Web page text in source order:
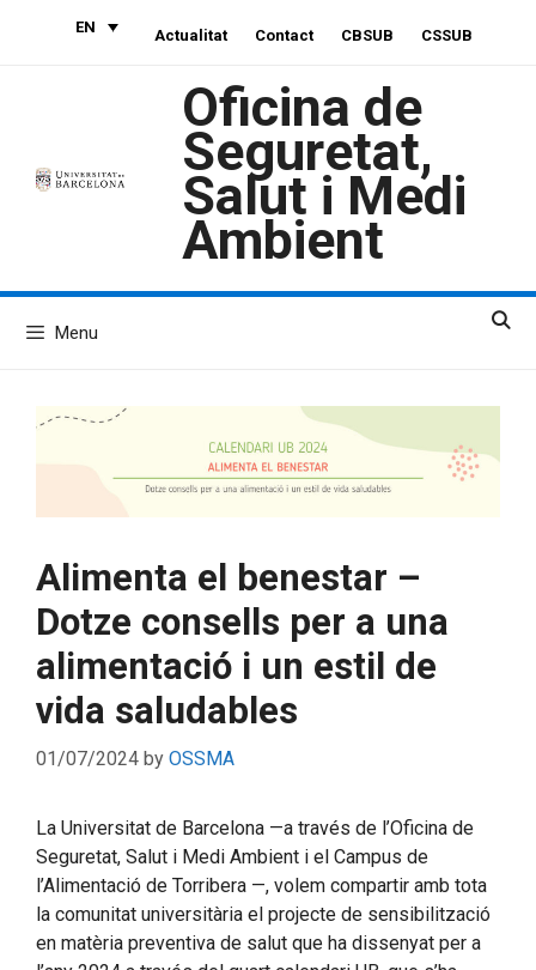
EN Actualitat Contact CBSUB CSSUB
Oficina de
Seguretat,
Salut i Medi
Ambient
Menu
Alimenta el benestar –
Dotze consells per a una
alimentació i un estil de
vida saludables
01/07/2024 by OSSMA
La Universitat de Barcelona —a través de l’Oficina de
Seguretat, Salut i Medi Ambient i el Campus de
l’Alimentació de Torribera —, volem compartir amb tota
la comunitat universitària el projecte de sensibilització
en matèria preventiva de salut que ha dissenyat per a